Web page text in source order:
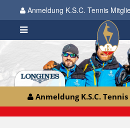
Anmeldung K.S.C. Tennis
Anmeldung K.S.C.